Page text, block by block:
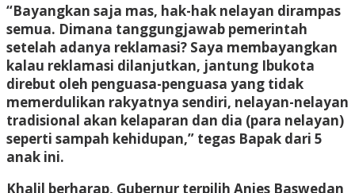
“Bayangkan saja mas, hak-hak nelayan dirampas
semua. Dimana tanggungjawab pemerintah
setelah adanya reklamasi? Saya membayangkan
kalau reklamasi dilanjutkan, jantung Ibukota
direbut oleh penguasa-penguasa yang tidak
memerdulikan rakyatnya sendiri, nelayan-nelayan
tradisional akan kelaparan dan dia (para nelayan)
seperti sampah kehidupan,” tegas Bapak dari 5
anak ini.
Khalil berharap, Gubernur terpilih Anies Baswedan